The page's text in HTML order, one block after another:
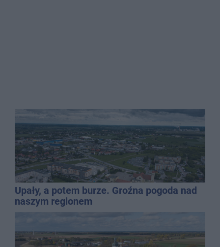
Upały, a potem burze. Groźna pogoda nad
naszym regionem